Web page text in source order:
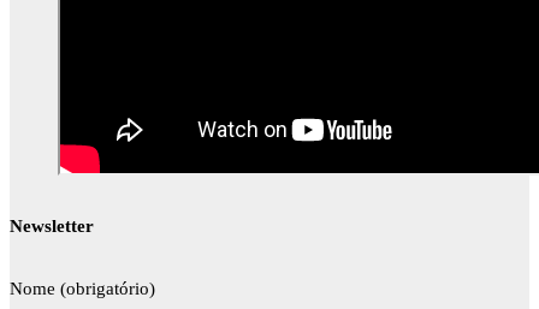
Newsletter
Nome (obrigatório)